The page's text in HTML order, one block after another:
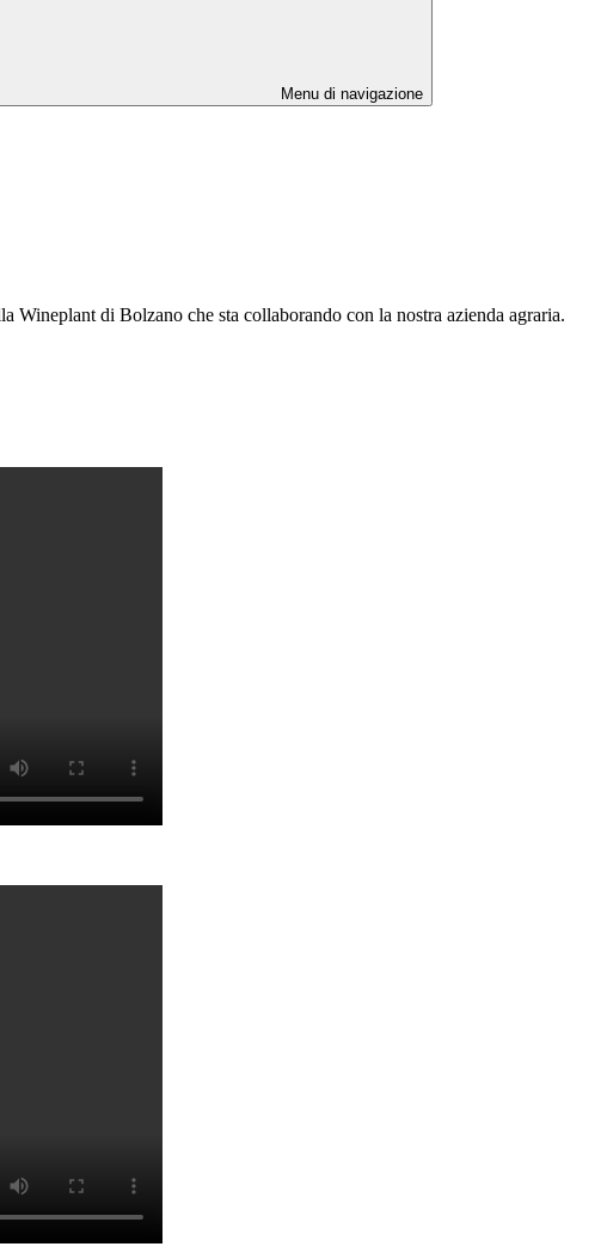
Menu di navigazione
di Bolzano che sta collaborando con la nostra azienda agraria.